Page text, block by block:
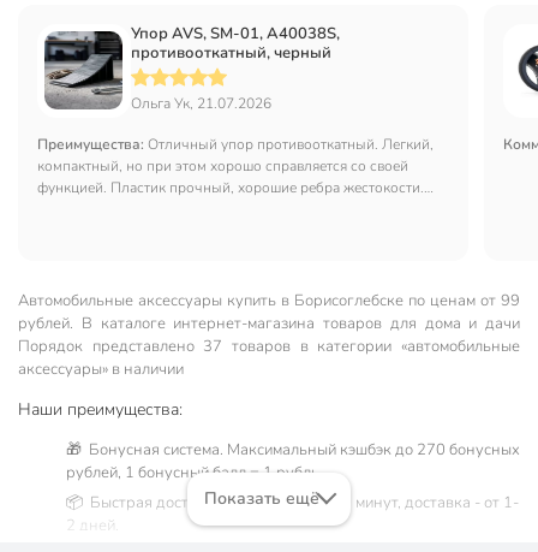
Упор AVS, SM-01, A40038S,
противооткатный, черный
Ольга Ук, 21.07.2026
Преимущества: Отличный упор противооткатный. Легкий,
компактный, но при этом хорошо справляется со своей
функцией. Пластик прочный, хорошие ребра жестокости.
Автомобильные аксессуары купить в Борисоглебске по ценам от 99
рублей. В каталоге интернет-магазина товаров для дома и дачи
Порядок представлено 37 товаров в категории «автомобильные
аксессуары» в наличии
Наши преимущества:
🎁 Бонусная система. Максимальный кэшбэк до 270 бонусных
рублей, 1 бонусный балл = 1 рубль.
📦 Быстрая доставка. Самовывоз от 60 минут, доставка - от 1-
2 дней.
Показать ещё